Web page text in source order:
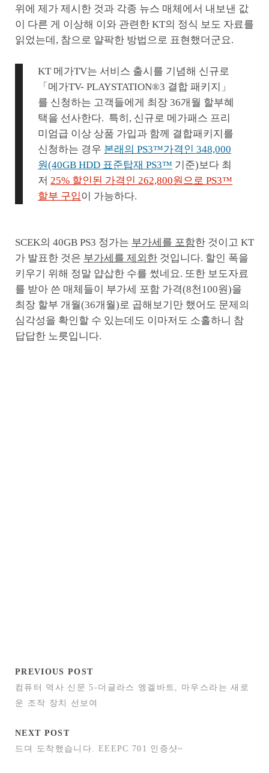
위에 제가 제시한 것과 각종 뉴스 매체에서 내보낸 값
이 다른 게 이상해 이와 관련한 KT의 정식 보도 자료를
읽었는데, 참으로 얄팍한 방법으로 표현했더군요.
KT 메가TV는 서비스 출시를 기념해 신규로
「메가TV- PLAYSTATION®3 결합 패키지」
를 신청하는 고객들에게 최장 36개월 할부혜
택을 선사한다. 특히, 신규로 메가패스 프리
미엄급 이상 상품 가입과 함께 결합패키지를
신청하는 경우 본래의 PS3™가격인 348,000
원(40GB HDD 표준탑재 PS3™ 기준)보다 최
저 25% 할인된 가격인 262,800원으로 PS3™
할부 구입이 가능하다.
SCEK의 40GB PS3 정가는 부가세를 포함한 것이고 KT
가 발표한 것은 부가세를 제외한것입니다. 할인 폭을
키우기 위해 정말 얍삽한 수를 썼네요. 또한 보도자료
를 받아 쓴 매체들이 부가세 포함 가격(8천100원)을
최장 할부 개월(36개월)로 곱해보기만 했어도 문제의
심각성을 확인할 수 있는데도 이마저도 소홀하니 참
답답한 노릇입니다.
PREVIOUS POST
컴퓨터 역사 신문 5-더글라스 엥겔바트, 마우스라는 새로
운 조작 장치 선보여
NEXT POST
드뎌 도착했습니다. EEEPC 701 인증샷~